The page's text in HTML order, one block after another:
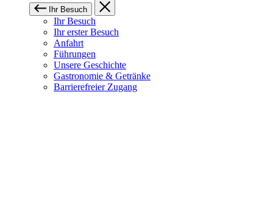
Ihr Besuch
Ihr Besuch
Ihr erster Besuch
Anfahrt
Führungen
Unsere Geschichte
Gastronomie & Getränke
Barrierefreier Zugang